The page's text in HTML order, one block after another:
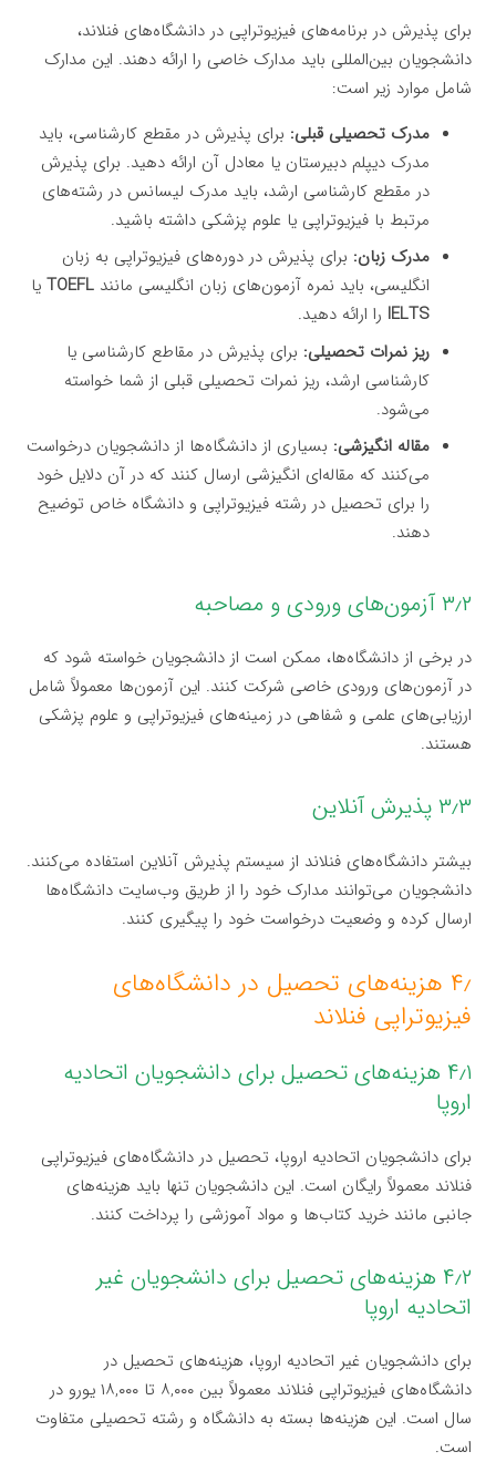
برای پذیرش در برنامه‌های فیزیوتراپی در دانشگاه‌های فنلاند،
دانشجویان بین‌المللی باید مدارک خاصی را ارائه دهند. این مدارک
شامل موارد زیر است:
مدرک تحصیلی قبلی: برای پذیرش در مقطع کارشناسی، باید
مدرک دیپلم دبیرستان یا معادل آن ارائه دهید. برای پذیرش
در مقطع کارشناسی ارشد، باید مدرک لیسانس در رشته‌های
مرتبط با فیزیوتراپی یا علوم پزشکی داشته باشید.
مدرک زبان: برای پذیرش در دوره‌های فیزیوتراپی به زبان
انگلیسی، باید نمره آزمون‌های زبان انگلیسی مانند TOEFL یا
IELTS را ارائه دهید.
ریز نمرات تحصیلی: برای پذیرش در مقاطع کارشناسی یا
کارشناسی ارشد، ریز نمرات تحصیلی قبلی از شما خواسته
می‌شود.
مقاله انگیزشی: بسیاری از دانشگاه‌ها از دانشجویان درخواست
می‌کنند که مقاله‌ای انگیزشی ارسال کنند که در آن دلایل خود
را برای تحصیل در رشته فیزیوتراپی و دانشگاه خاص توضیح
دهند.
۳٫۲ آزمون‌های ورودی و مصاحبه
در برخی از دانشگاه‌ها، ممکن است از دانشجویان خواسته شود که
در آزمون‌های ورودی خاصی شرکت کنند. این آزمون‌ها معمولاً شامل
ارزیابی‌های علمی و شفاهی در زمینه‌های فیزیوتراپی و علوم پزشکی
هستند.
۳٫۳ پذیرش آنلاین
بیشتر دانشگاه‌های فنلاند از سیستم پذیرش آنلاین استفاده می‌کنند.
دانشجویان می‌توانند مدارک خود را از طریق وب‌سایت دانشگاه‌ها
ارسال کرده و وضعیت درخواست خود را پیگیری کنند.
۴٫ هزینه‌های تحصیل در دانشگاه‌های
فیزیوتراپی فنلاند
۴٫۱ هزینه‌های تحصیل برای دانشجویان اتحادیه
اروپا
برای دانشجویان اتحادیه اروپا، تحصیل در دانشگاه‌های فیزیوتراپی
فنلاند معمولاً رایگان است. این دانشجویان تنها باید هزینه‌های
جانبی مانند خرید کتاب‌ها و مواد آموزشی را پرداخت کنند.
۴٫۲ هزینه‌های تحصیل برای دانشجویان غیر
اتحادیه اروپا
برای دانشجویان غیر اتحادیه اروپا، هزینه‌های تحصیل در
دانشگاه‌های فیزیوتراپی فنلاند معمولاً بین ۸,۰۰۰ تا ۱۸,۰۰۰ یورو در
سال است. این هزینه‌ها بسته به دانشگاه و رشته تحصیلی متفاوت
است.